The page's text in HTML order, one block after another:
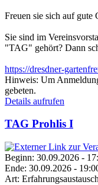
Freuen sie sich auf gute
Sie sind im
"TAG" gehört? Dann
https://dresdner-
Hinweis: Um
gebeten.
Details aufrufen
TAG Prohlis I
Beginn: 30.09.2026 -
Ende: 30.09.2026 -
Art: Erfahrungsaustausch